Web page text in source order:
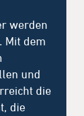
werden
Mit dem
und
die
die